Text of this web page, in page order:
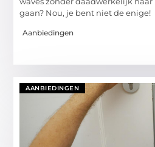
gaan? Nou, je bent niet de enige!
Aanbiedingen
AANBIEDINGEN